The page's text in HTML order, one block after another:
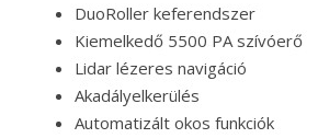
DuoRoller keferendszer
Kiemelkedő 5500 PA szívóerő
Lidar lézeres navigáció
Akadályelkerülés
Automatizált okos funkciók